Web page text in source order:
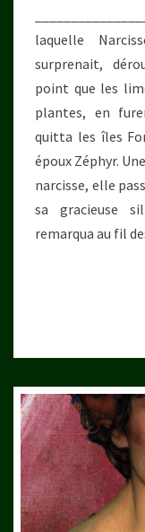
laquelle
surprenait,
point que les
plantes, en
quitta les îles
époux Zéphyr.
narcisse, elle
sa gracieuse
remarqua au fil